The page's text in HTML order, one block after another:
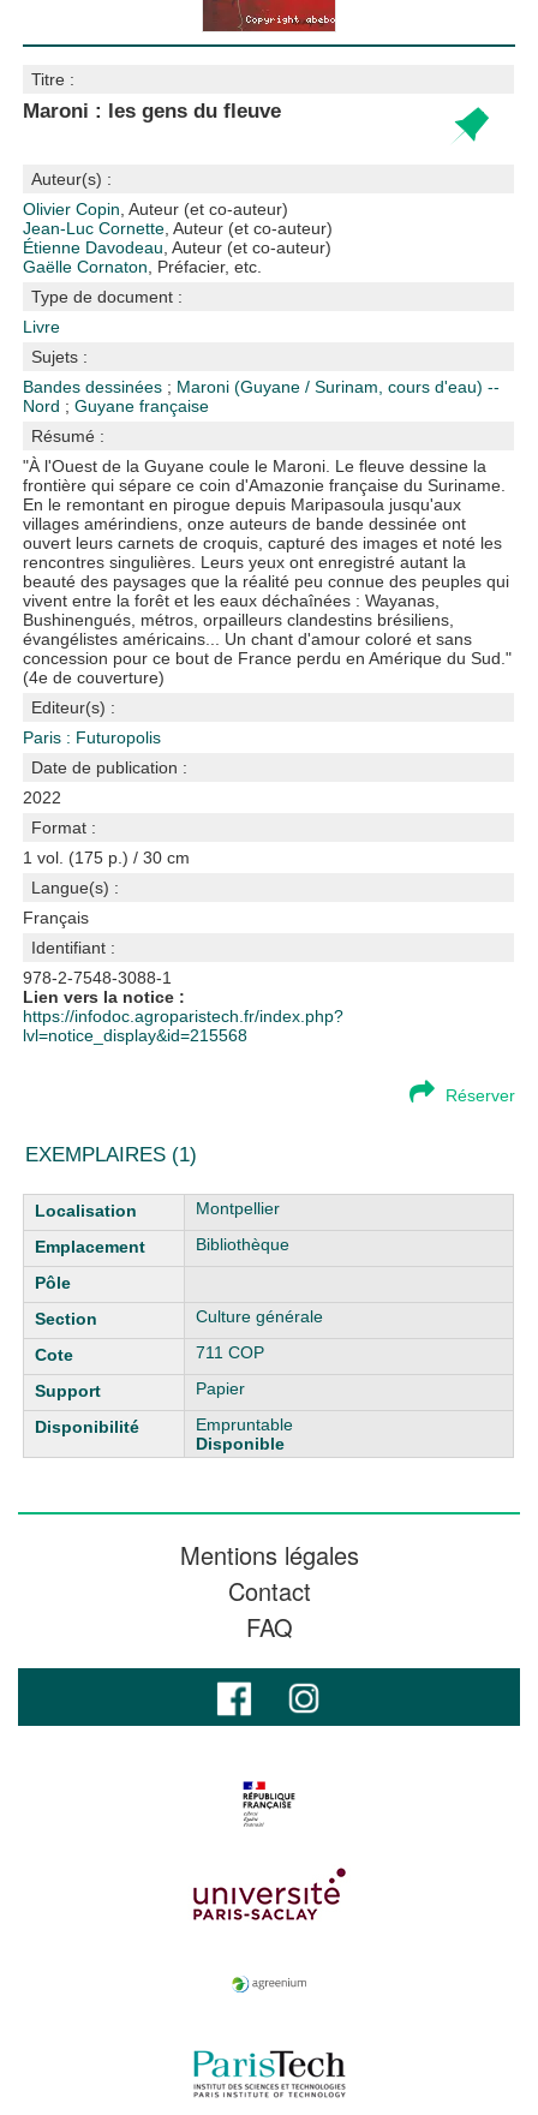
Titre :
Maroni : les gens du fleuve
Auteur(s) :
Olivier Copin , Auteur (et co-auteur)
Jean-Luc Cornette , Auteur (et co-auteur)
Étienne Davodeau , Auteur (et co-auteur)
Gaëlle Cornaton , Préfacier, etc.
Type de document :
Livre
Sujets :
Bandes dessinées ; Maroni (Guyane / Surinam, cours d'eau) --
Nord ;Guyane française
Résumé :
"À l'Ouest de la Guyane coule le Maroni. Le fleuve dessine la
frontière qui sépare ce coin d'Amazonie française du Suriname.
En le remontant en pirogue depuis Maripasoula jusqu'aux
villages amérindiens, onze auteurs de bande dessinée ont
ouvert leurs carnets de croquis, capturé des images et noté les
rencontres singulières. Leurs yeux ont enregistré autant la
beauté des paysages que la réalité peu connue des peuples qui
vivent entre la forêt et les eaux déchaînées : Wayanas,
Bushinengués, métros, orpailleurs clandestins brésiliens,
évangélistes américains... Un chant d'amour coloré et sans
concession pour ce bout de France perdu en Amérique du Sud."
(4e de couverture)
Editeur(s) :
Paris : Futuropolis
Date de publication :
2022
Format :
1 vol. (175 p.) / 30 cm
Langue(s) :
Français
Identifiant :
978-2-7548-3088-1
Lien vers la notice :
https://infodoc.agroparistech.fr/index.php?
lvl=notice_display&id=215568
Réserver
EXEMPLAIRES (1)
Liste des exemplaires
Montpellier
Bibliothèque
Culture générale
711 COP
Papier
Empruntable
Disponible
Mentions légales
Contact
FAQ